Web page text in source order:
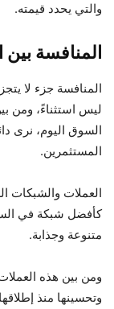
والتي يحدد قيمته.
المنافسة بين
المنافسة جزء لا
ليس استثناءً، ومن
السوق اليوم، نرى
المستثمرين.
العملات والشبكات
كأفضل شبكة في
متنوعة وجذابة.
ومن بين هذه
وتحسينها منذ